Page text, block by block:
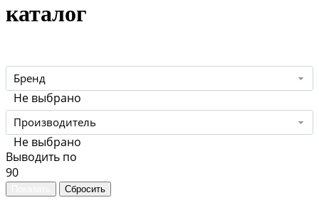
каталог
Бренд
Не выбрано
Производитель
Не выбрано
Выводить по
90